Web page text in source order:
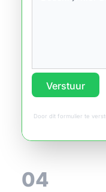
Verstuur
Door dit formulier te
04